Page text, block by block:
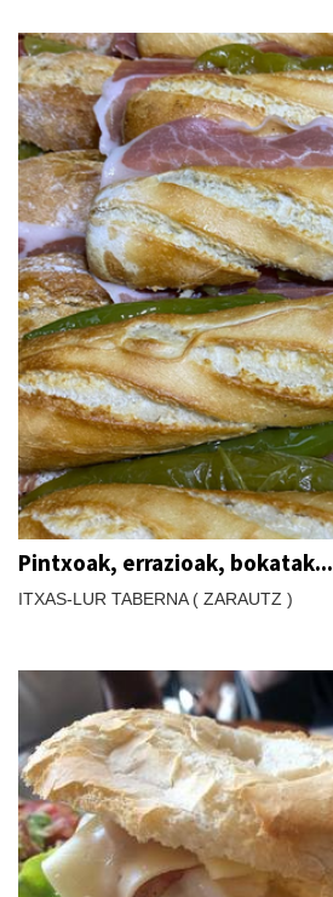
Pintxoak, errazioak, bokatak...
ITXAS-LUR TABERNA ( ZARAUTZ )